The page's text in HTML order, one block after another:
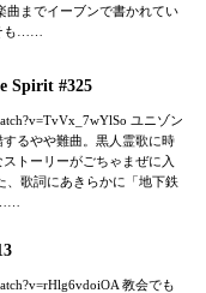
曲までイーブンで書かれてい
も……
Spirit #325
ユニゾン
るやや難曲。黒人霊歌に時
トーリーがごちゃまぜに入
、歌詞にあきらかに「地下鉄
教会でも